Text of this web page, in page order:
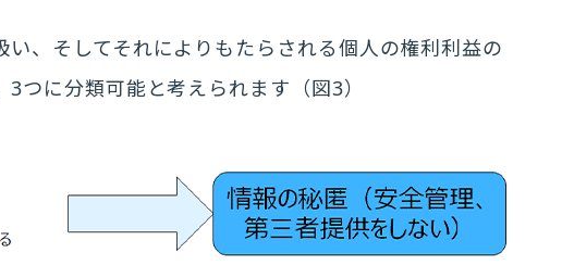
、そしてそれによりもたらされる個人の権利利益の
つに分類可能と考えられます（図3）